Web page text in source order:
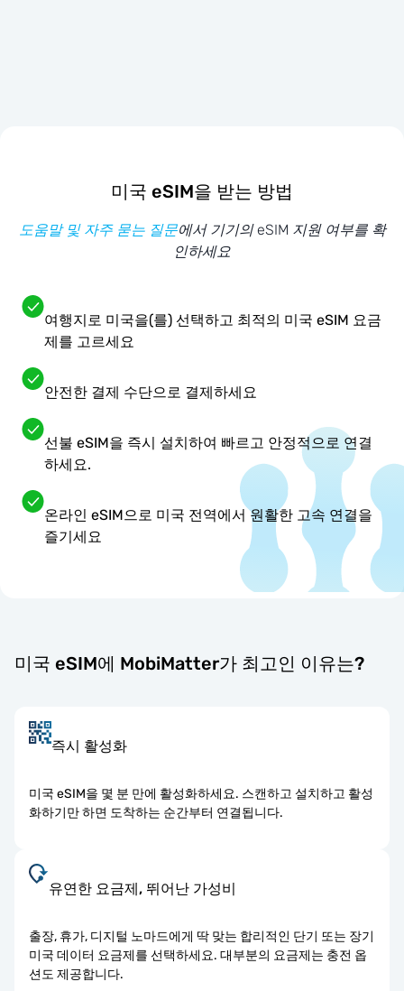
미국 eSIM을 받는 방법
도움말 및 자주 묻는 질문에서 기기의 eSIM 지원 여부를 확
인하세요
여행지로 미국을(를) 선택하고 최적의 미국 eSIM 요금
제를 고르세요
안전한 결제 수단으로 결제하세요
선불 eSIM을 즉시 설치하여 빠르고 안정적으로 연결
하세요.
온라인 eSIM으로 미국 전역에서 원활한 고속 연결을
즐기세요
미국 eSIM에 MobiMatter가 최고인 이유는?
즉시 활성화
미국 eSIM을 몇 분 만에 활성화하세요. 스캔하고 설치하고 활성
화하기만 하면 도착하는 순간부터 연결됩니다.
유연한 요금제, 뛰어난 가성비
출장, 휴가, 디지털 노마드에게 딱 맞는 합리적인 단기 또는 장기
미국 데이터 요금제를 선택하세요. 대부분의 요금제는 충전 옵
션도 제공합니다.